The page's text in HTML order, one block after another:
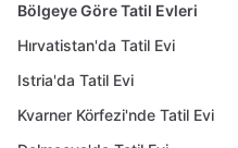
Bölgeye Göre Tatil Evleri
Hırvatistan'da Tatil Evi
Istria'da Tatil Evi
Kvarner Körfezi'nde Tatil Evi